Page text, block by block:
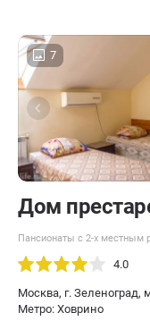
7
Дом
Пансионаты с 2-х местным
4.0
Москва, г. Зеленоград,
Метро: Ховрино